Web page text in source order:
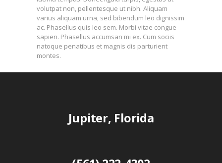
volutpat non, pellentesque ut nibh. Aliquam
varius aliquam urna, sed bibendum leo dignissim
ac. Phasellus quis leo sem. Morbi vitae congue
sapien. Phasellus accumsan mi ex. Cum sociis
natoque penatibus et magnis dis parturient
montes.
Jupiter, Florida